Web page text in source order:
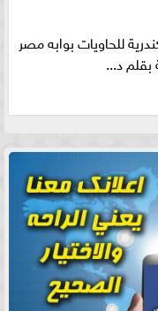
للحاويات بوابه مصر
بقلم د...